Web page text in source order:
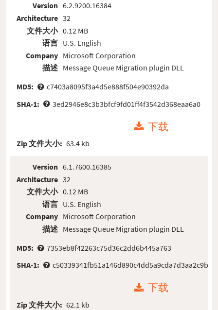
Version
Architecture
文件大小
语言
Company
描述
6.2.9200.16384
32
0.12 MB
U.S. English
Microsoft Corporation
Message Queue Migration plugin DLL
MD5:
c7403a8095f3a4d5e888f504e90392da
SHA-1:
3ed2946e8c3b3bfcf9fd01ff4f3542d368eaa6a0
下载
Zip 文件大小: 63.4 kb
Version
Architecture
文件大小
语言
Company
描述
6.1.7600.16385
32
0.12 MB
U.S. English
Microsoft Corporation
Message Queue Migration plugin DLL
MD5:
7353eb8f42263c75d36c2dd6b445a763
SHA-1:
c50339341fb51a146d890c4dd5a9cda7d3aa2c9b
下载
Zip 文件大小: 62.1 kb